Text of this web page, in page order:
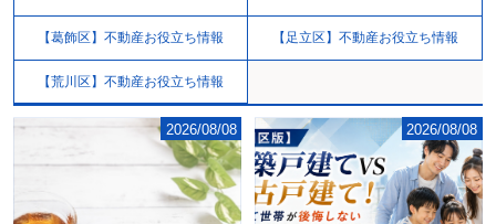
【葛飾区】不動産お役立ち情報 【足立区】不動産お役立ち情報
【荒川区】不動産お役立ち情報
2026/08/08 2026/08/08